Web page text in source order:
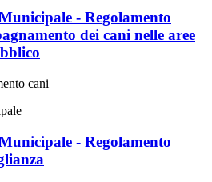
- Regolamento
dei cani nelle aree
cani
- Regolamento